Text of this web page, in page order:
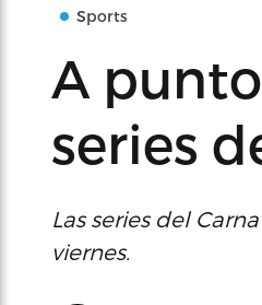
Sports
A
series
Las series del
viernes.